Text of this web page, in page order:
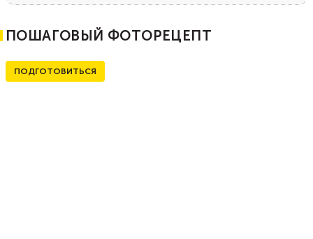
ПОШАГОВЫЙ ФОТОРЕЦЕПТ
ПОДГОТОВИТЬСЯ